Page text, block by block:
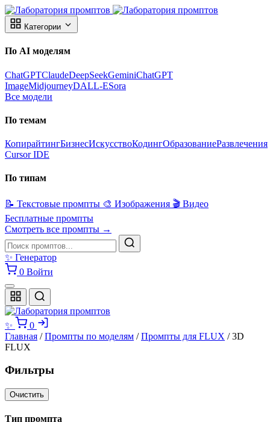
Категории
По AI моделям
ChatGPTClaudeDeepSeekGeminiChatGPT
ImageMidjourneyDALL-ESora
Все модели
По темам
КопирайтингБизнесИскусствоКодингОбразованиеРазвлечения
Cursor IDE
По типам
📝 Текстовые промпты 🎨 Изображения 🎬 Видео
Бесплатные промпты
Смотреть все промпты →
✨ Генератор
0 Войти
✨
0
Главная /Промпты по моделям /Промпты для FLUX / 3D
FLUX
Фильтры
Очистить
Тип промпта